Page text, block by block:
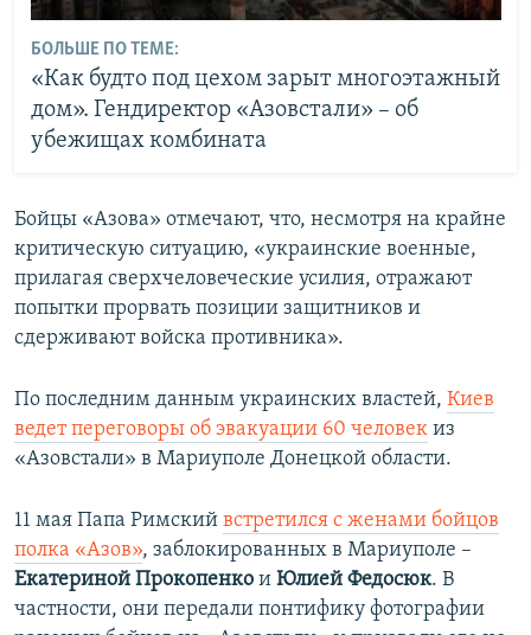
БОЛЬШЕ ПО ТЕМЕ:
«Как будто под цехом зарыт многоэтажный
дом». Гендиректор «Азовстали» – об
убежищах комбината
Бойцы «Азова» отмечают, что, несмотря на крайне
критическую ситуацию, «украинские военные,
прилагая сверхчеловеческие усилия, отражают
попытки прорвать позиции защитников и
сдерживают войска противника».
По последним данным украинских властей, Киев
ведет переговоры об эвакуации 60 человек из
«Азовстали» в Мариуполе Донецкой области.
11 мая Папа Римский встретился с женами бойцов
полка «Азов», заблокированных в Мариуполе –
Екатериной Прокопенко и Юлией Федосюк. В
частности, они передали понтифику фотографии